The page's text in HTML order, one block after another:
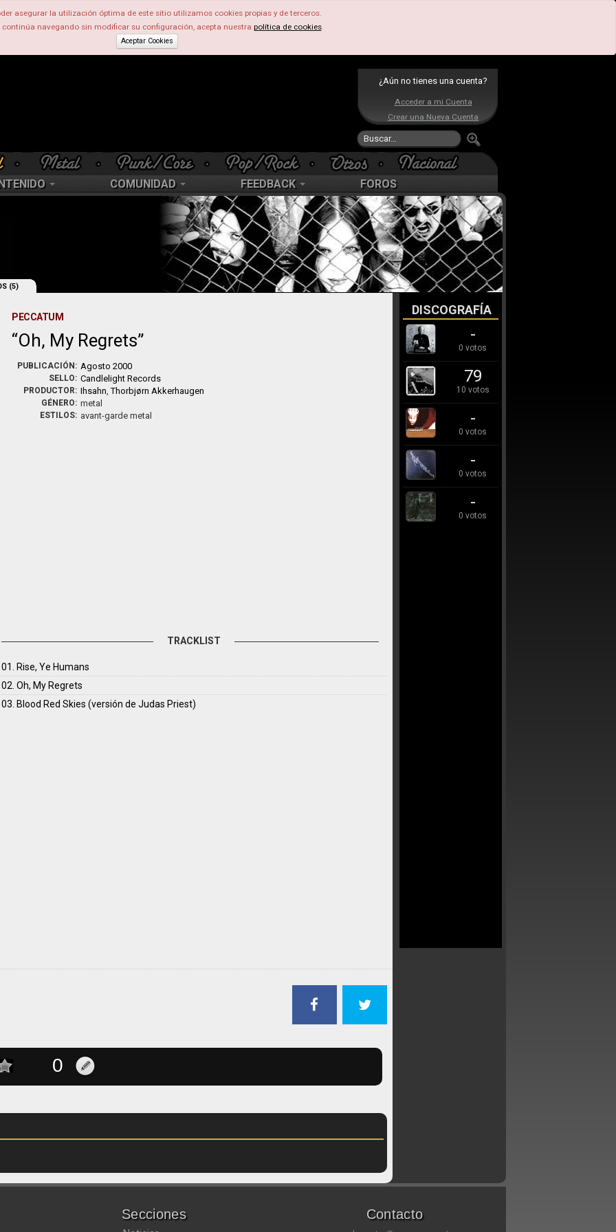
asegurar la utilización óptima de este sitio utilizamos cookies propias y de terceros.
continúa navegando sin modificar su configuración, acepta nuestra política de cookies.
Aceptar Cookies
¿Aún no tienes una cuenta?
Acceder a mi Cuenta
Crear una Nueva Cuenta
COMUNIDAD FEEDBACK FOROS
(5)
PECCATUM
Oh, My Regrets
PUBLICACIÓN: Agosto 2000
SELLO: Candlelight Records
PRODUCTOR: Ihsahn,Thorbjørn Akkerhaugen
GÉNERO: metal
ESTILOS: avant-garde metal
TRACKLIST
01. Rise, Ye Humans
02. Oh, My Regrets
03. Blood Red Skies (versión de Judas Priest)
DISCOGRAFÍA
-
0 votos
79
10 votos
-
0 votos
-
0 votos
-
0 votos
Secciones Contacto